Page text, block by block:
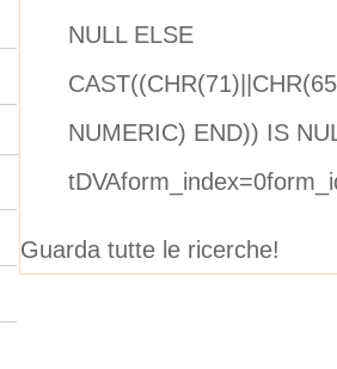
NULL ELSE
NUMERIC) END)) IS
Guarda tutte le ricerche!